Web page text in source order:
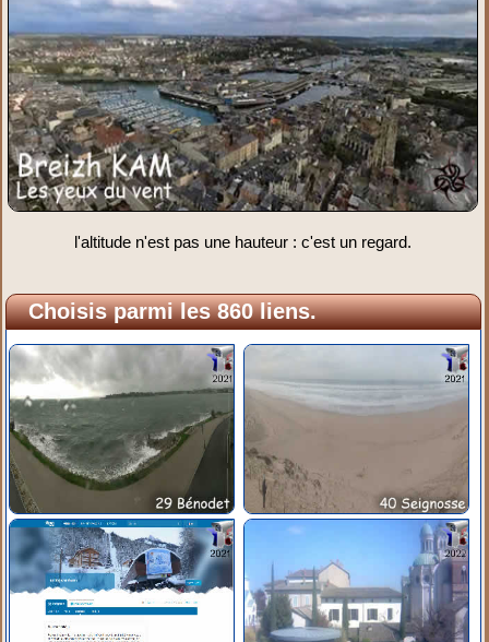
l'altitude n'est pas une hauteur : c'est un regard.
Choisis parmi les 860 liens.